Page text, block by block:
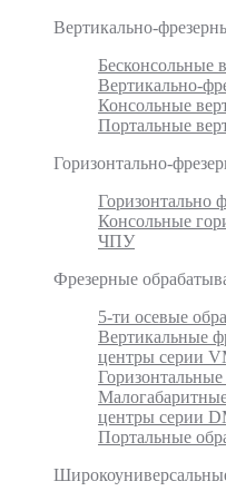
Вертикально-
Бесконсольные
Вертикально-
Консольные
Портальные
Горизонтально-
Горизонтально
Консольные
ЧПУ
Фрезерные
5-ти осевые
Вертикальные
центры серии
центры серии
Портальные